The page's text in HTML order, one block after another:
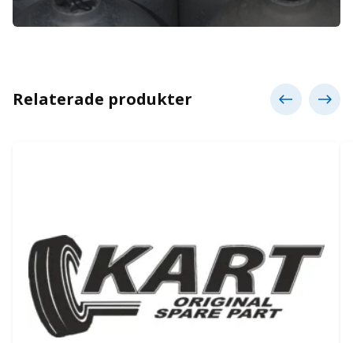
Relaterade produkter